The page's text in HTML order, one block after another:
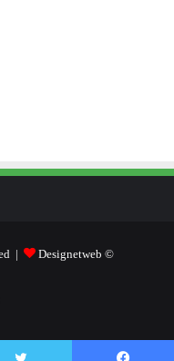
© Copyright 2026, All Rights Reserved |
Designetweb